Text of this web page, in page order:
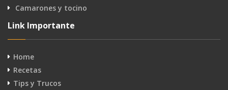
Camarones y tocino
Link Importante
Home
Recetas
Tips y Trucos